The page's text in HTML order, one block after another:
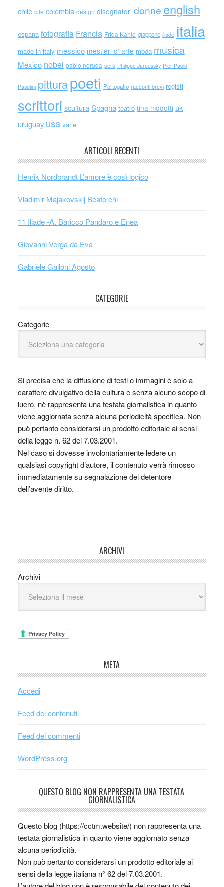
chile cile colombia design disegnatori donne english
espana fotografia Francia Frida Kahlo giappone iliade italia
made in italy messico mestieri d' arte moda musica
México nobel pablo neruda perù Philippe Jaroussky Pier Paolo
Pasolini pitturapoeti Portogallo racconti brevi registi
scrittori scultura Spagna teatro tina modotti uk
uruguay usa varie
ARTICOLI RECENTI
Henrik Nordbrandt L’amore è così logico
Vladimir Majakovskij Beato chi
11 Iliade -A. Baricco Pandaro e Enea
Giovanni Verga da Eva
Gabriele Galloni Agosto
CATEGORIE
Categorie
Si precisa che la diffusione di testi o immagini è solo a
carattere divulgativo della cultura e senza alcuno scopo di
lucro, nè rappresenta una testata giornalistica in quanto
viene aggiornata senza alcuna periodicità specifica. Non
può pertanto considerarsi un prodotto editoriale ai sensi
della legge n. 62 del 7.03.2001.
Nel caso si dovesse involontariamente ledere un
qualsiasi copyright d’autore, il contenuto verrà rimosso
immediatamente su segnalazione del detentore
dell’avente diritto.
ARCHIVI
Archivi
META
Accedi
Feed dei contenuti
Feed dei commenti
WordPress.org
QUESTO BLOG NON RAPPRESENTA UNA TESTATA
GIORNALISTICA
Questo blog (https://cctm.website/) non rappresenta una
testata giornalistica in quanto viene aggiornato senza
alcuna periodicità.
Non può pertanto considerarsi un prodotto editoriale ai
sensi della legge italiana n° 62 del 7.03.2001.